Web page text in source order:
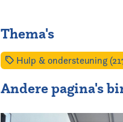
Thema's
Hulp & ondersteuning
Andere pagina's